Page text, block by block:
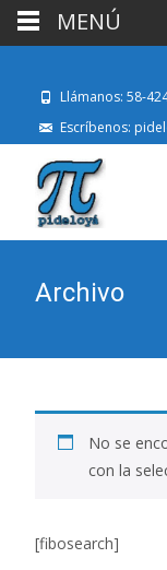
Llámanos: 58-
Escríbenos:
Archivo
No se
con la
[fibosearch]
MENÚ